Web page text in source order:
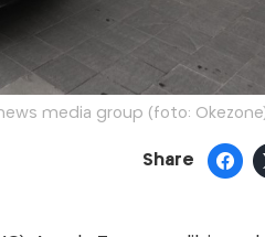
media group (foto:
Share